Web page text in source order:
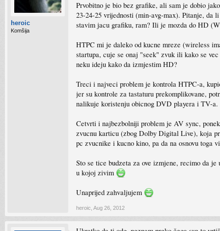
heroic
Komšija
Prvobitno je bio bez grafike, ali sam je dobio
23-24-25 vrijednosti (min-avg-max). Pitanje,
stavim jacu grafiku, ram? Ili je mozda do HD
HTPC mi je daleko od kucne mreze (wireless
startupa, cuje se onaj "seek" zvuk ili kako se
neku ideju kako da izmjestim HD?
Treci i najveci problem je kontrola HTPC-a,
jer su kontrole za tastaturu prekomplikovane,
nalikuje koristenju obicnog DVD playera i TV-a.
Cetvrti i najbezbolniji problem je AV sync,
zvucnu karticu (zbog Dolby Digital Live), koja
pc zvucnike i kucno kino, pa da na osnovu
Sto se tice budzeta za ove izmjene, recimo da
u kojoj zivim
Unaprijed zahvaljujem
heroic Aug 26, 2012